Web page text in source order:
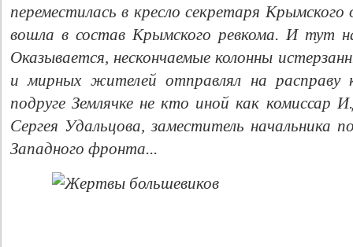
переместилась в кресло секретаря
вошла в состав Крымского ревкома. И тут
Оказывается, нескончаемые колонны
и мирных жителей отправлял на расправу
подруге Землячке не кто иной как комиссар
Сергея Удальцова, заместитель
Западного фронта...